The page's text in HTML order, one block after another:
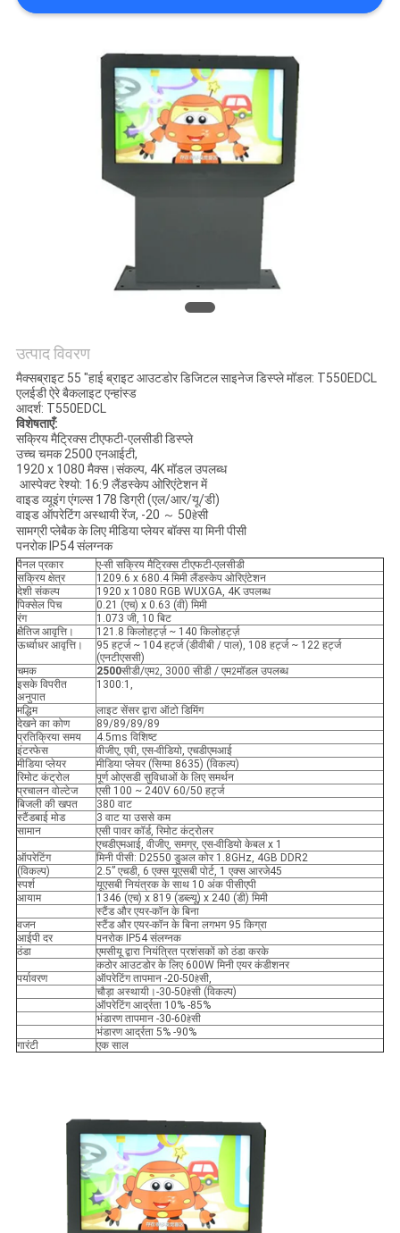
एक
उत्पाद विवरण
मैक्सब्राइट 55 "हाई ब्राइट आउटडोर डिजिटल साइनेज डिस्प्ले मॉडल: T550EDCL
एलईडी ऐरे बैकलाइट एन्हांस्ड
आदर्श: T550EDCL
विशेषताएँ:
सक्रिय मैट्रिक्स टीएफटी-एलसीडी डिस्प्ले
उच्च चमक 2500 एनआईटी,
1920 x 1080 मैक्स।संकल्प, 4K मॉडल उपलब्ध
आस्पेक्ट रेश्यो: 16:9 लैंडस्केप ओरिएंटेशन में
वाइड व्यूइंग एंगल्स 178 डिग्री (एल/आर/यू/डी)
वाइड ऑपरेटिंग अस्थायी रेंज, -20 ～ 50हेसी
सामग्री प्लेबैक के लिए मीडिया प्लेयर बॉक्स या मिनी पीसी
पनरोक IP54 संलग्नक
पैनल प्रकार
ए-सी सक्रिय मैट्रिक्स टीएफटी-एलसीडी
सक्रिय क्षेत्र
1209.6 x 680.4 मिमी लैंडस्केप ओरिएंटेशन
देशी संकल्प
1920 x 1080 RGB WUXGA, 4K उपलब्ध
पिक्सेल पिच
0.21 (एच) x 0.63 (वी) मिमी
रंग
1.073 जी, 10 बिट
क्षैतिज आवृत्ति।
121.8 किलोहर्ट्ज़ ~ 140 किलोहर्ट्ज़
ऊर्ध्वाधर आवृत्ति।
95 हर्ट्ज ~ 104 हर्ट्ज (डीवीबी / पाल), 108 हर्ट्ज ~ 122 हर्ट्ज
(एनटीएससी)
चमक
2500सीडी/एम2, 3000 सीडी / एम2मॉडल उपलब्ध
इसके विपरीत
अनुपात
1300:1,
मद्धिम
लाइट सेंसर द्वारा ऑटो डिमिंग
देखने का कोण
89/89/89/89
प्रतिक्रिया समय
4.5ms विशिष्ट
इंटरफेस
वीजीए, एवी, एस-वीडियो, एचडीएमआई
मीडिया प्लेयर
मीडिया प्लेयर (सिग्मा 8635) (विकल्प)
रिमोट कंट्रोल
पूर्ण ओएसडी सुविधाओं के लिए समर्थन
प्रचालन वोल्टेज
एसी 100 ~ 240V 60/50 हर्ट्ज
बिजली की खपत
380 वाट
स्टैंडबाई मोड
3 वाट या उससे कम
सामान
एसी पावर कॉर्ड, रिमोट कंट्रोलर
एचडीएमआई, वीजीए, समग्र, एस-वीडियो केबल x 1
ऑपरेटिंग
मिनी पीसी: D2550 डुअल कोर 1.8GHz, 4GB DDR2
(विकल्प)
2.5” एचडी, 6 एक्स यूएसबी पोर्ट, 1 एक्स आरजे45
स्पर्श
यूएसबी नियंत्रक के साथ 10 अंक पीसीएपी
आयाम
1346 (एच) x 819 (डब्ल्यू) x 240 (डी) मिमी
स्टैंड और एयर-कॉन के बिना
वजन
स्टैंड और एयर-कॉन के बिना लगभग 95 किग्रा
आईपी ​​दर
पनरोक IP54 संलग्नक
ठंडा
एमसीयू द्वारा नियंत्रित प्रशंसकों को ठंडा करके
कठोर आउटडोर के लिए 600W मिनी एयर कंडीशनर
पर्यावरण
ऑपरेटिंग तापमान -20-50हेसी,
चौड़ा अस्थायी।-30-50हेसी (विकल्प)
ऑपरेटिंग आर्द्रता 10% -85%
भंडारण तापमान -30-60हेसी
भंडारण आर्द्रता 5% -90%
गारंटी
एक साल